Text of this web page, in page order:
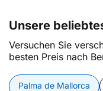
Unsere
Versuchen Sie
besten Preis nach
Palma de Mallorca